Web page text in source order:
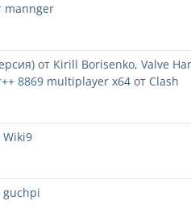
mannger
от Kirill Borisenko, Valve
8869 multiplayer x64 от Clash
Wiki9
guchpi